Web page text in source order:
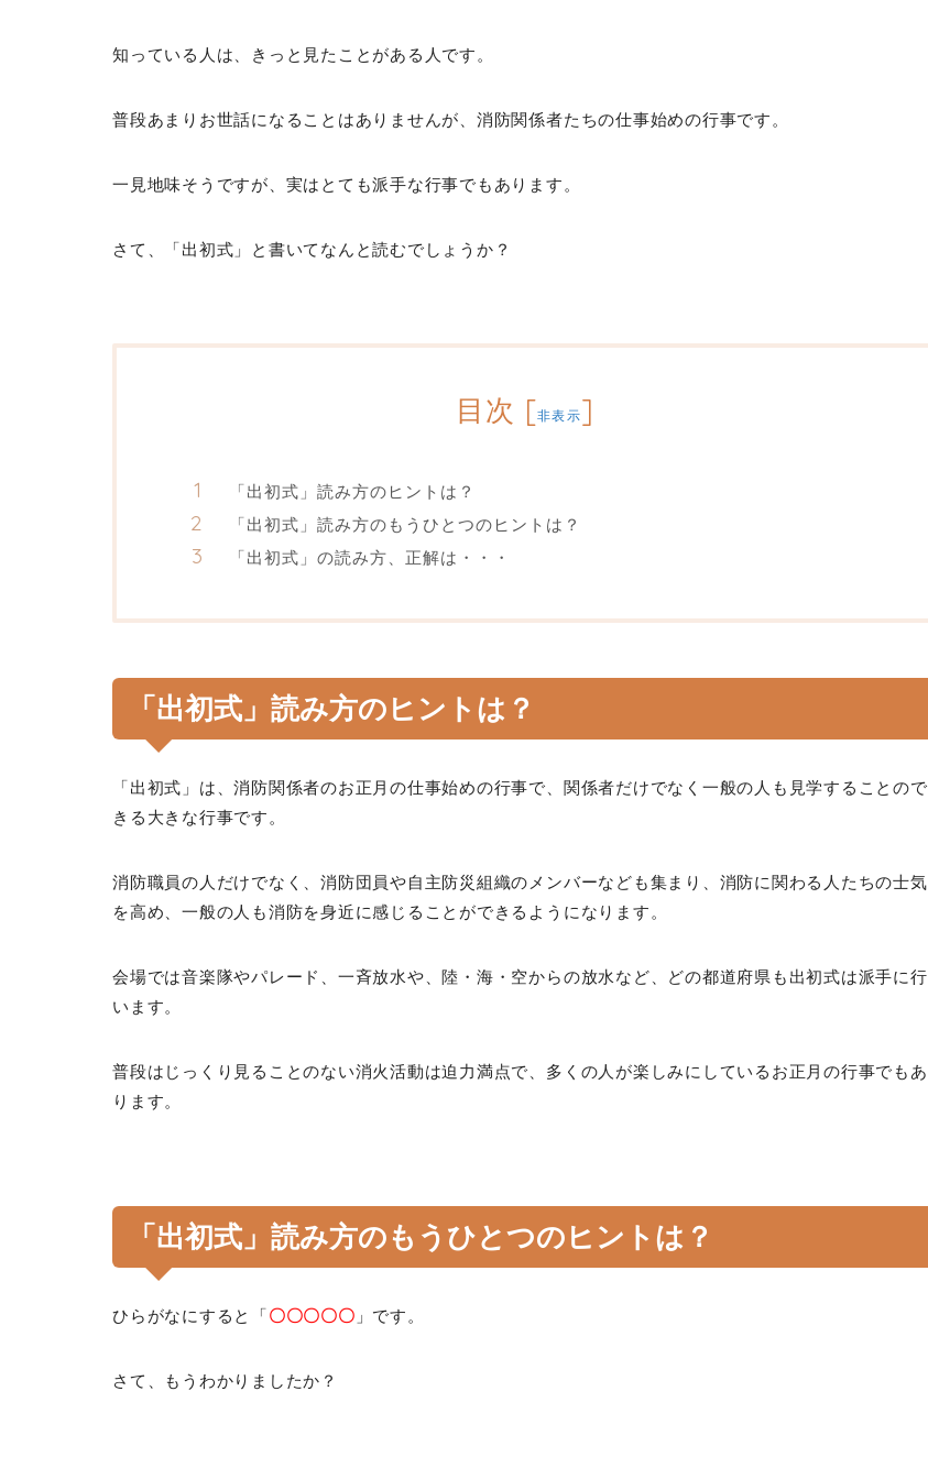
知っている人は、きっと見たことがある人です。
普段あまりお世話になることはありませんが、消防関係者たちの仕事始めの行事です。
一見地味そうですが、実はとても派手な行事でもあります。
さて、「出初式」と書いてなんと読むでしょうか？
目次 [非表示]
「出初式」読み方のヒントは？
「出初式」読み方のもうひとつのヒントは？
「出初式」の読み方、正解は・・・
「出初式」読み方のヒントは？
「出初式」は、消防関係者のお正月の仕事始めの行事で、関係者だけでなく一般の人も見学することので
きる大きな行事です。
消防職員の人だけでなく、消防団員や自主防災組織のメンバーなども集まり、消防に関わる人たちの士気
を高め、一般の人も消防を身近に感じることができるようになります。
会場では音楽隊やパレード、一斉放水や、陸・海・空からの放水など、どの都道府県も出初式は派手に行
います。
普段はじっくり見ることのない消火活動は迫力満点で、多くの人が楽しみにしているお正月の行事でもあ
ります。
「出初式」読み方のもうひとつのヒントは？
ひらがなにすると「〇〇〇〇〇 」です。
さて、もうわかりましたか？